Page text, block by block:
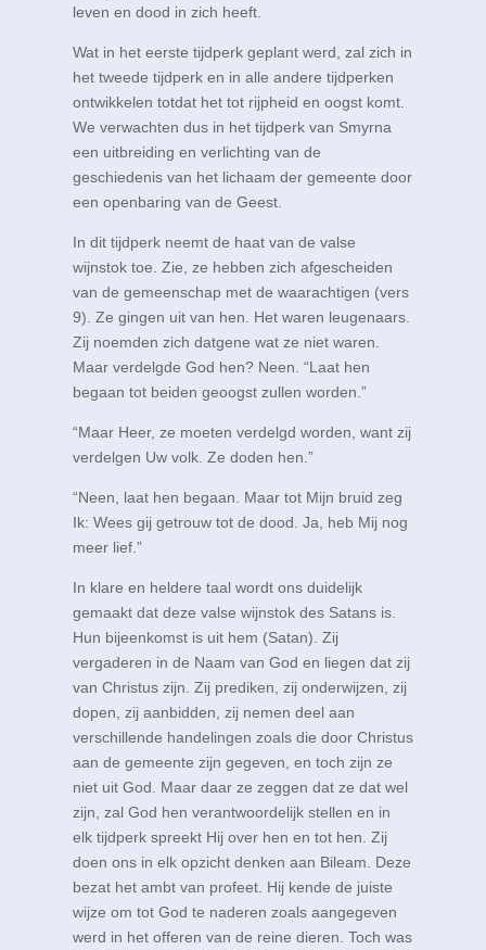
leven en dood in zich heeft.
Wat in het eerste tijdperk geplant werd, zal zich in
het tweede tijdperk en in alle andere tijdperken
ontwikkelen totdat het tot rijpheid en oogst komt.
We verwachten dus in het tijdperk van Smyrna
een uitbreiding en verlichting van de
geschiedenis van het lichaam der gemeente door
een openbaring van de Geest.
In dit tijdperk neemt de haat van de valse
wijnstok toe. Zie, ze hebben zich afgescheiden
van de gemeenschap met de waarachtigen (vers
9). Ze gingen uit van hen. Het waren leugenaars.
Zij noemden zich datgene wat ze niet waren.
Maar verdelgde God hen? Neen. “Laat hen
begaan tot beiden geoogst zullen worden.”
“Maar Heer, ze moeten verdelgd worden, want zij
verdelgen Uw volk. Ze doden hen.”
“Neen, laat hen begaan. Maar tot Mijn bruid zeg
Ik: Wees gij getrouw tot de dood. Ja, heb Mij nog
meer lief.”
In klare en heldere taal wordt ons duidelijk
gemaakt dat deze valse wijnstok des Satans is.
Hun bijeenkomst is uit hem (Satan). Zij
vergaderen in de Naam van God en liegen dat zij
van Christus zijn. Zij prediken, zij onderwijzen, zij
dopen, zij aanbidden, zij nemen deel aan
verschillende handelingen zoals die door Christus
aan de gemeente zijn gegeven, en toch zijn ze
niet uit God. Maar daar ze zeggen dat ze dat wel
zijn, zal God hen verantwoordelijk stellen en in
elk tijdperk spreekt Hij over hen en tot hen. Zij
doen ons in elk opzicht denken aan Bileam. Deze
bezat het ambt van profeet. Hij kende de juiste
wijze om tot God te naderen zoals aangegeven
werd in het offeren van de reine dieren. Toch was